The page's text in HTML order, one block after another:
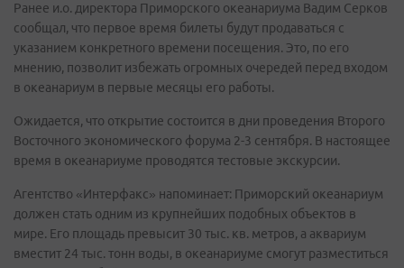
Ранее и.о. директора Приморского океанариума Вадим Серков
сообщал, что первое время билеты будут продаваться с
указанием конкретного времени посещения. Это, по его
мнению, позволит избежать огромных очередей перед входом
в океанариум в первые месяцы его работы.
Ожидается, что открытие состоится в дни проведения Второго
Восточного экономического форума 2-3 сентября. В настоящее
время в океанариуме проводятся тестовые экскурсии.
Агентство «Интерфакс» напоминает: Приморский океанариум
должен стать одним из крупнейших подобных объектов в
мире. Его площадь превысит 30 тыс. кв. метров, а аквариум
вместит 24 тыс. тонн воды, в океанариуме смогут разместиться